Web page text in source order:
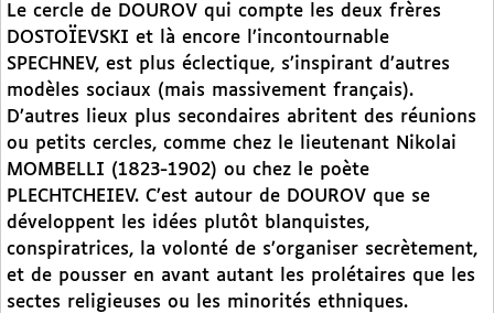
Le cercle de DOUROV qui compte les deux frères
DOSTOÏEVSKI et là encore l’incontournable
SPECHNEV, est plus éclectique, s’inspirant d’autres
modèles sociaux (mais massivement français).
D’autres lieux plus secondaires abritent des réunions
ou petits cercles, comme chez le lieutenant Nikolai
MOMBELLI (1823-1902) ou chez le poète
PLECHTCHEIEV. C’est autour de DOUROV que se
développent les idées plutôt blanquistes,
conspiratrices, la volonté de s’organiser secrètement,
et de pousser en avant autant les prolétaires que les
sectes religieuses ou les minorités ethniques.